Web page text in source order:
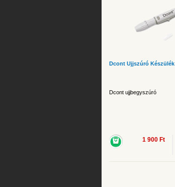
Dcont Ujjszúró Készülék
Dcont ujjbegyszúró
1 900 Ft